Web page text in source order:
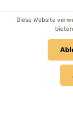
* Alle Preise inkl.
und ggf.
© 2026
Händler
Diese Website